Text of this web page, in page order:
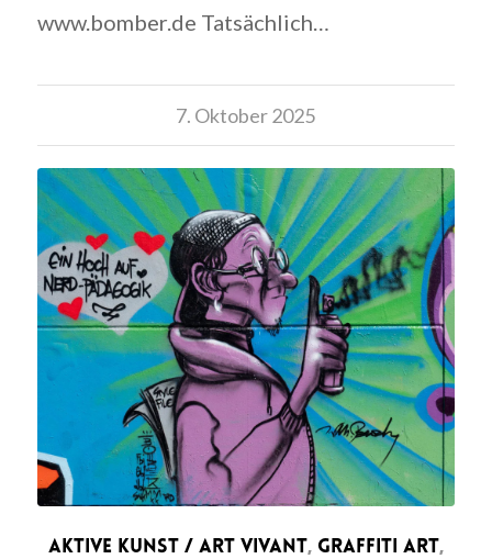
www.bomber.de Tatsächlich…
7. Oktober 2025
AKTIVE KUNST / ART VIVANT, GRAFFITI ART,